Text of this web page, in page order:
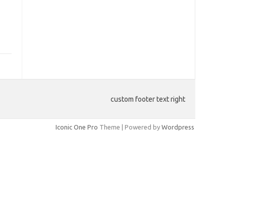
custom footer text right
Iconic One Pro Theme | Powered by Wordpress